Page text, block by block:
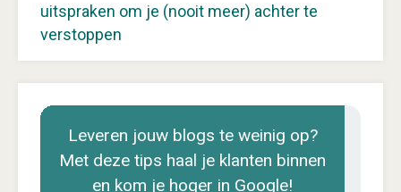
uitspraken om je (nooit meer) achter te
verstoppen
Leveren jouw blogs te weinig op?
Met deze tips haal je klanten binnen
en kom je hoger in Google!